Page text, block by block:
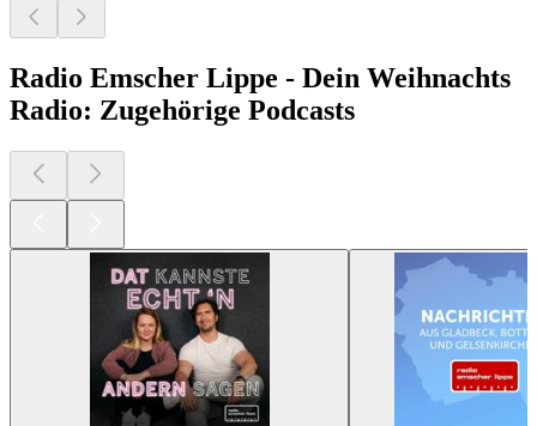
Radio Emscher Lippe - Dein Weihnachts
Radio: Zugehörige Podcasts